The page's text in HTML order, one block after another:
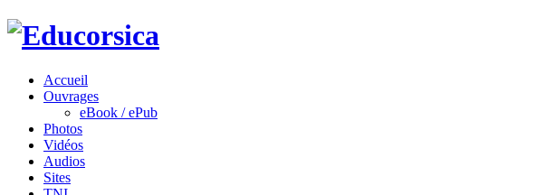
Accueil
Ouvrages
eBook / ePub
Photos
Vidéos
Audios
Sites